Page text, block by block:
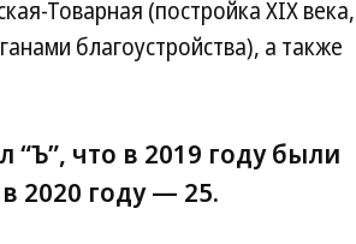
Товарная (постройка XIX века,
благоустройства), а также
что в 2019 году были
2020 году — 25.